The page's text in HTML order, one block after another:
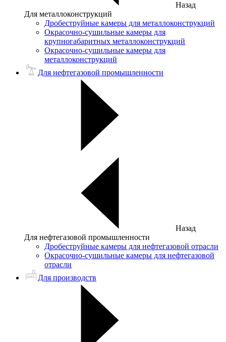
Назад
Для металлоконструкций
Дробеструйные камеры для металлоконструкций
Окрасочно-сушильные камеры для
крупногабаритных металлоконструкций
Окрасочно-сушильные камеры для
металлоконструкций
Для нефтегазовой промышленности
Назад
Для нефтегазовой промышленности
Дробеструйные камеры для нефтегазовой отрасли
Окрасочно-сушильные камеры для нефтегазовой
отрасли
Для производств